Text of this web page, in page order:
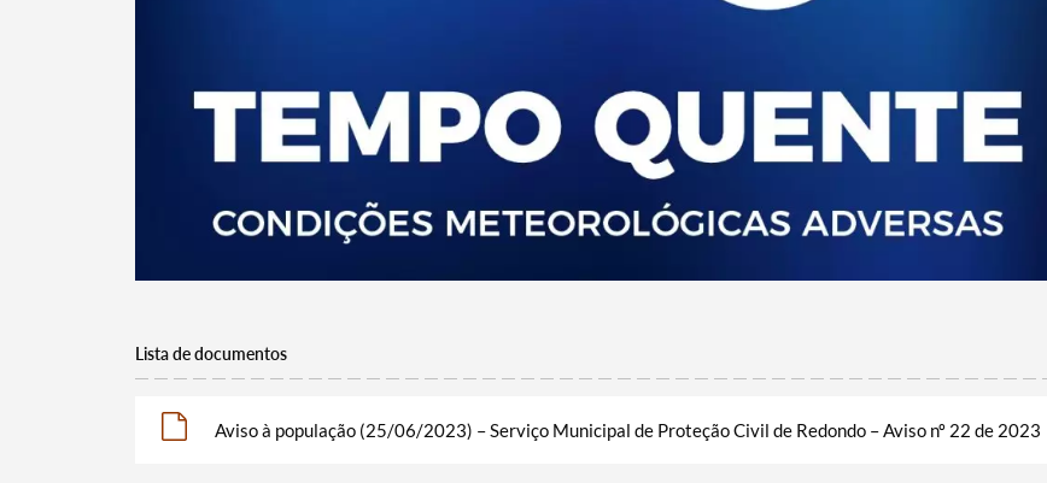
Lista de documentos
Aviso à população (25/06/2023) – Serviço Municipal de Proteção Civil de Redondo – Aviso nº 22 de 2023